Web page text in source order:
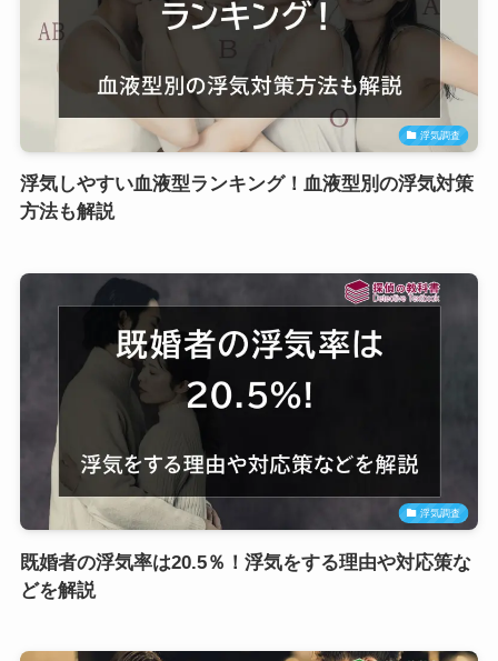
浮気調査
浮気しやすい血液型ランキング！血液型別の浮気対策
方法も解説
浮気調査
既婚者の浮気率は20.5％！浮気をする理由や対応策な
どを解説